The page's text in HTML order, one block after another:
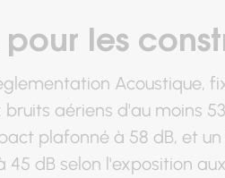
pour les
Acoustique,
aériens d'au moins
plafonné à 58 dB, et
45 dB selon l'exposition